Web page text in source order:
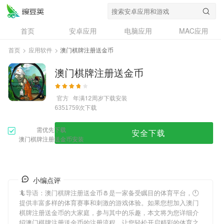
首页 安卓应用 电脑应用
MAC应用
资讯
专题
问答
首页 > 应用软件 > 澳门棋牌注册送金币
澳门棋牌注册送金币
官方 年满12周岁下载安装
6351759次下载
需优先下载
澳门棋牌注册送金币安装
安全下载
小编点评
🦎导语： 澳门棋牌注册送金币🧂是一家备受瞩目的体育平台，🕚
提供丰富多样的体育赛事和刺激的游戏体验。如果您想加入澳门
棋牌注册送金币的大家庭，参与其中的乐趣，本文将为您详细介